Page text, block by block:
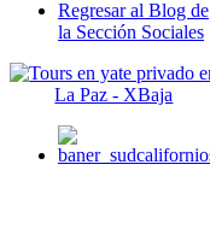
Regresar al Blog de
la Sección Sociales